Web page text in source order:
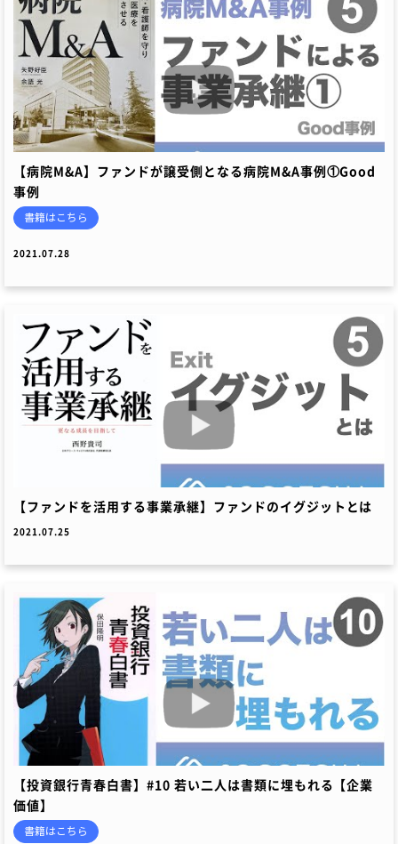
【病院M&A】ファンドが譲受側となる病院M&A事例①Good
事例
書籍はこちら
2021.07.28
【ファンドを活用する事業承継】ファンドのイグジットとは
2021.07.25
【投資銀行青春白書】#10 若い二人は書類に埋もれる【企業
価値】
書籍はこちら